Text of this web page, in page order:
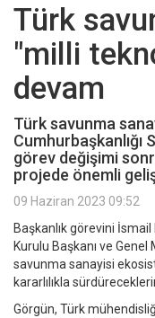
Türk
"milli
devam
Türk savunma
Cumhurbaşkanlığı
görev değişimi
projede önemli
09 Haziran 2023 09:52
Başkanlık görevini
Kurulu Başkanı ve
savunma sanayisi
kararlılıkla
Görgün, Türk